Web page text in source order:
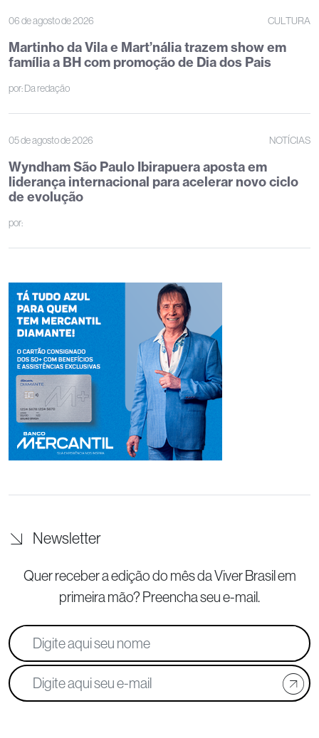
06 de agosto de 2026 CULTURA
Martinho da Vila e Mart’nália trazem show em
família a BH com promoção de Dia dos Pais
por:Da redação
05 de agosto de 2026 NOTÍCIAS
Wyndham São Paulo Ibirapuera aposta em
liderança internacional para acelerar novo ciclo
de evolução
por:
Newsletter
Quer receber a edição do mês da Viver Brasil em
primeira mão? Preencha seu e-mail.